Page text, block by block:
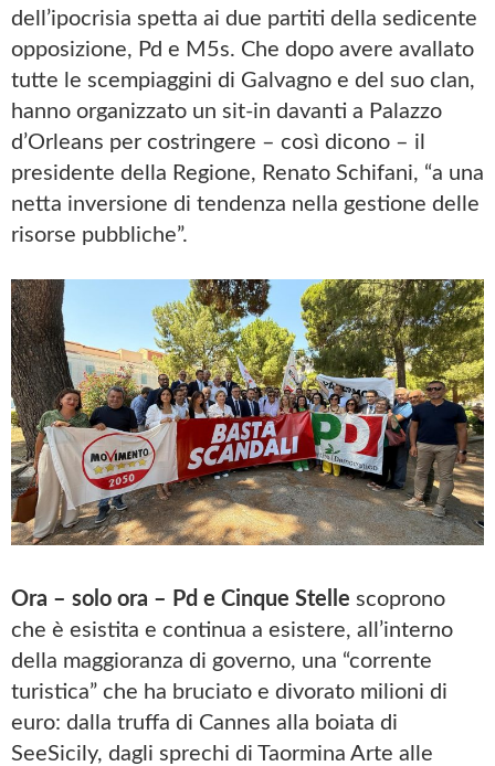
dell’ipocrisia spetta ai due partiti della sedicente
opposizione, Pd e M5s. Che dopo avere avallato
tutte le scempiaggini di Galvagno e del suo clan,
hanno organizzato un sit-in davanti a Palazzo
d’Orleans per costringere – così dicono – il
presidente della Regione, Renato Schifani, “a una
netta inversione di tendenza nella gestione delle
risorse pubbliche”.
Ora – solo ora – Pd e Cinque Stelle scoprono
che è esistita e continua a esistere, all’interno
della maggioranza di governo, una “corrente
turistica” che ha bruciato e divorato milioni di
euro: dalla truffa di Cannes alla boiata di
SeeSicily, dagli sprechi di Taormina Arte alle